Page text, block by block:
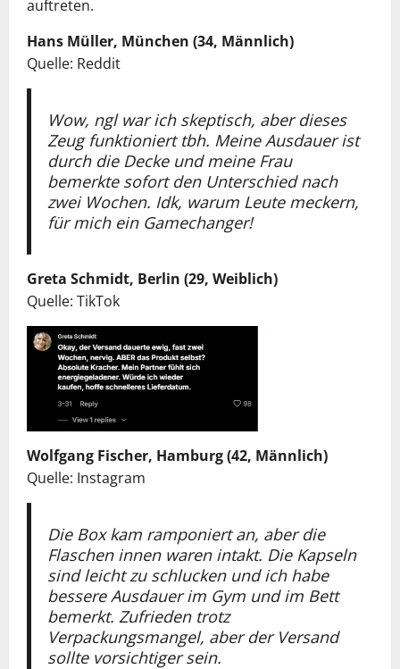
auftreten.
Hans Müller, München (34, Männlich)
Quelle: Reddit
Wow, ngl war ich skeptisch, aber dieses
Zeug funktioniert tbh. Meine Ausdauer ist
durch die Decke und meine Frau
bemerkte sofort den Unterschied nach
zwei Wochen. Idk, warum Leute meckern,
für mich ein Gamechanger!
Greta Schmidt, Berlin (29, Weiblich)
Quelle: TikTok
Wolfgang Fischer, Hamburg (42, Männlich)
Quelle: Instagram
Die Box kam ramponiert an, aber die
Flaschen innen waren intakt. Die Kapseln
sind leicht zu schlucken und ich habe
bessere Ausdauer im Gym und im Bett
bemerkt. Zufrieden trotz
Verpackungsmangel, aber der Versand
sollte vorsichtiger sein.